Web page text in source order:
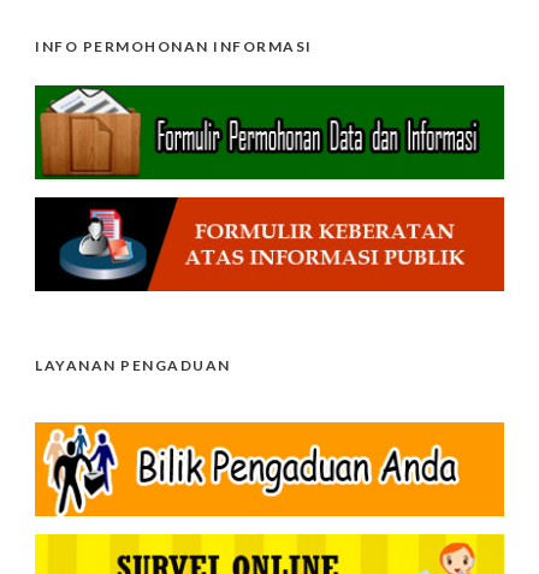
INFO PERMOHONAN INFORMASI
LAYANAN PENGADUAN